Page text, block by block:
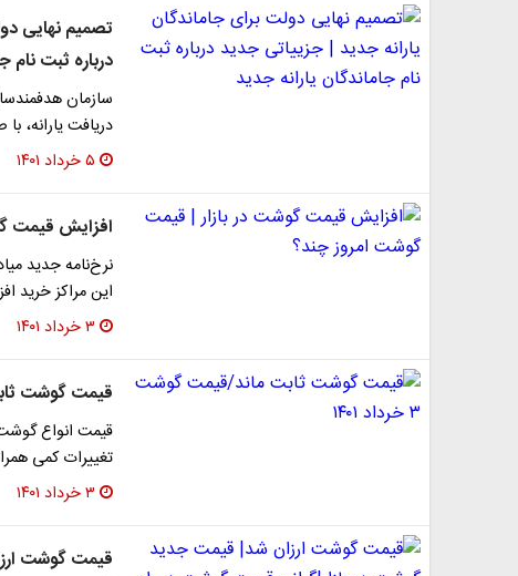
تصمیم نهایی
درباره ثبت نام
​سازمان
دریافت یارانه،
۵ خرداد ۱۴۰۱
​افزایش قیمت
​نرخ‌نامه جدید
این مراکز خرید
۳ خرداد ۱۴۰۱
​قیمت گوشت ثابت
تغییرات کمی
۳ خرداد ۱۴۰۱
قیمت گوشت